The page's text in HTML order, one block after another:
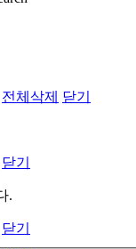
전체삭제 닫기
닫기
.
닫기